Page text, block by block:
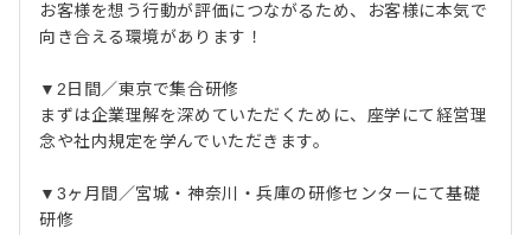
お客様を想う行動が評価につながるため、お客様に本気で
向き合える環境があります！
▼2日間／東京で集合研修
まずは企業理解を深めていただくために、座学にて経営理
念や社内規定を学んでいただきます。
▼3ヶ月間／宮城・神奈川・兵庫の研修センターにて基礎
研修